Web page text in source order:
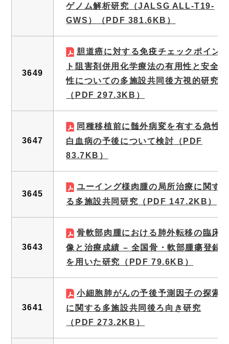
ゲノム解析研究（JALSG ALL-T19-
GWS）
（PDF 381.6KB）
3649
胆道癌に対する免疫チェックポイン
ト阻害剤併用化学療法の有用性と安全
性についての多施設共同後方視的研究
（PDF 297.3KB）
3647
同種移植前に髄外病変を有する急性
白血病の予後について検討 （PDF
83.7KB）
3645
ユーイング様肉腫の局所治療に関す
る多施設共同研究 （PDF 147.2KB）
3643
骨軟部肉腫における肺外転移の臨床
像と治療成績 – 全国骨・軟部腫瘍登録
を用いた研究
（PDF 79.6KB）
3641
小細胞肺がんの予後予測因子の探索
に関する多施設共同後ろ向き研究
（PDF 273.2KB）